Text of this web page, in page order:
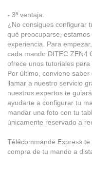
- 3ª ventaja:
¿No consigues configurar
qué preocuparse,
experiencia. Para
cada mando DITEC ZEN4
ofrece unos tutoriales
Por último, conviene
llamar a nuestro servicio
nuestros expertos te
ayudarte a configurar tu
mandar una foto con tu
únicamente reservado a
Télécommande Express
compra de tu mando a